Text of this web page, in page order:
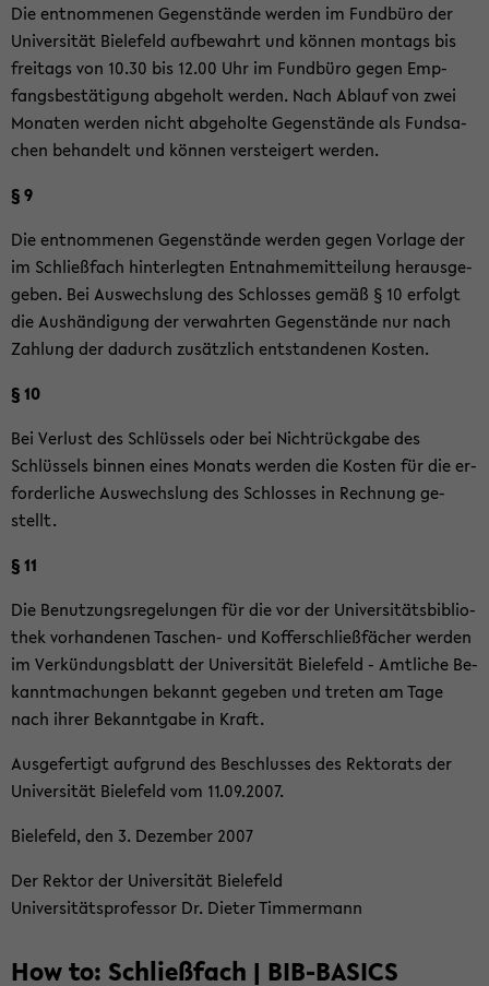
Die ent­nom­me­nen Ge­gen­stän­de wer­den im Fund­bü­ro der
Uni­ver­si­tät Bie­le­feld auf­be­wahrt und kön­nen mon­tags bis
frei­tags von 10.30 bis 12.00 Uhr im Fund­bü­ro gegen Emp­
fangs­be­stä­ti­gung ab­ge­holt wer­den. Nach Ab­lauf von zwei
Mo­na­ten wer­den nicht ab­ge­hol­te Ge­gen­stän­de als Fund­sa­
chen be­han­delt und kön­nen ver­stei­gert wer­den.
§ 9
Die ent­nom­me­nen Ge­gen­stän­de wer­den gegen Vor­la­ge der
im Schließ­fach hin­ter­leg­ten Ent­nah­me­mit­tei­lung her­aus­ge­
ge­ben. Bei Aus­wechs­lung des Schlos­ses gemäß § 10 er­folgt
die Aus­hän­di­gung der ver­wahr­ten Ge­gen­stän­de nur nach
Zah­lung der da­durch zu­sätz­lich ent­stan­de­nen Kos­ten.
§ 10
Bei Ver­lust des Schlüs­sels oder bei Nicht­rück­ga­be des
Schlüs­sels bin­nen eines Mo­nats wer­den die Kos­ten für die er­
for­der­li­che Aus­wechs­lung des Schlos­ses in Rech­nung ge­
stellt.
§ 11
Die Be­nut­zungs­re­ge­lun­gen für die vor der Uni­ver­si­täts­bi­blio­
thek vor­han­de­nen Taschen-​ und Kof­fer­schließ­fä­cher wer­den
im Ver­kün­dungs­blatt der Uni­ver­si­tät Bie­le­feld - Amt­li­che Be­
kannt­ma­chun­gen be­kannt ge­ge­ben und tre­ten am Tage
nach ihrer Be­kannt­ga­be in Kraft.
Aus­ge­fer­tigt auf­grund des Be­schlus­ses des Rek­to­rats der
Uni­ver­si­tät Bie­le­feld vom 11.09.2007.
Bie­le­feld, den 3. De­zem­ber 2007
Der Rek­tor der Uni­ver­si­tät Bie­le­feld
Uni­ver­si­täts­pro­fes­sor Dr. Die­ter Tim­mermann
How to: Schließ­fach | BIB-​BASICS